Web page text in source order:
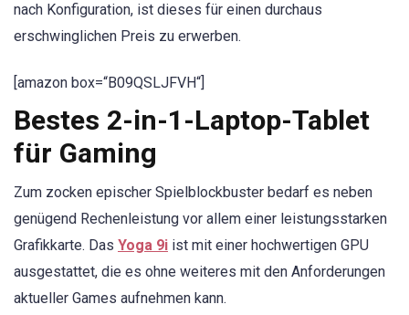
nach Konfiguration, ist dieses für einen durchaus
erschwinglichen Preis zu erwerben.
[amazon box=“B09QSLJFVH“]
Bestes 2-in-1-Laptop-Tablet
für Gaming
Zum zocken epischer Spielblockbuster bedarf es neben
genügend Rechenleistung vor allem einer leistungsstarken
Grafikkarte. Das Yoga 9i ist mit einer hochwertigen GPU
ausgestattet, die es ohne weiteres mit den Anforderungen
aktueller Games aufnehmen kann.